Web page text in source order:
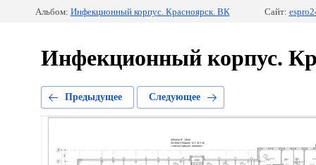
Альбом: Инфекционный корпус. Красноярск. ВК Сайт:
Инфекционный корпус.
Предыдущее Следующее